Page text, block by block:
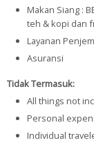
Makan Siang :
teh & kopi dan
Layanan
Asuransi
Tidak Termasuk:
All things not
Personal
Individual